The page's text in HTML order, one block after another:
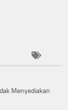
Menyediakan